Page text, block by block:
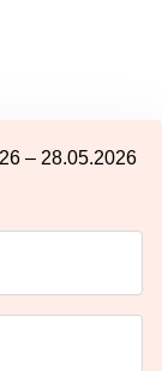
– 28.05.2026